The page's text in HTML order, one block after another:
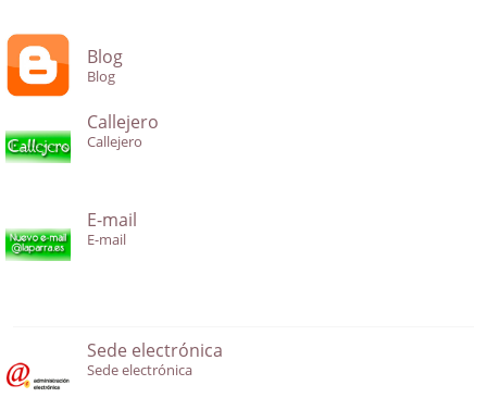
Blog
Blog
Callejero
Callejero
E-mail
E-mail
Sede electrónica
Sede electrónica